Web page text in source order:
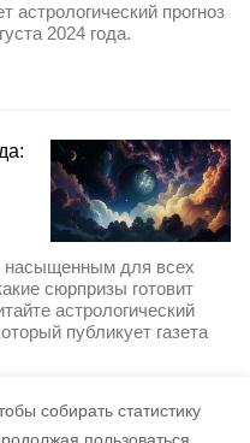
собирать статистику
астрологический прогноз
2024 года.
насыщенным для всех
сюрпризы готовит
астрологический
публикует газета